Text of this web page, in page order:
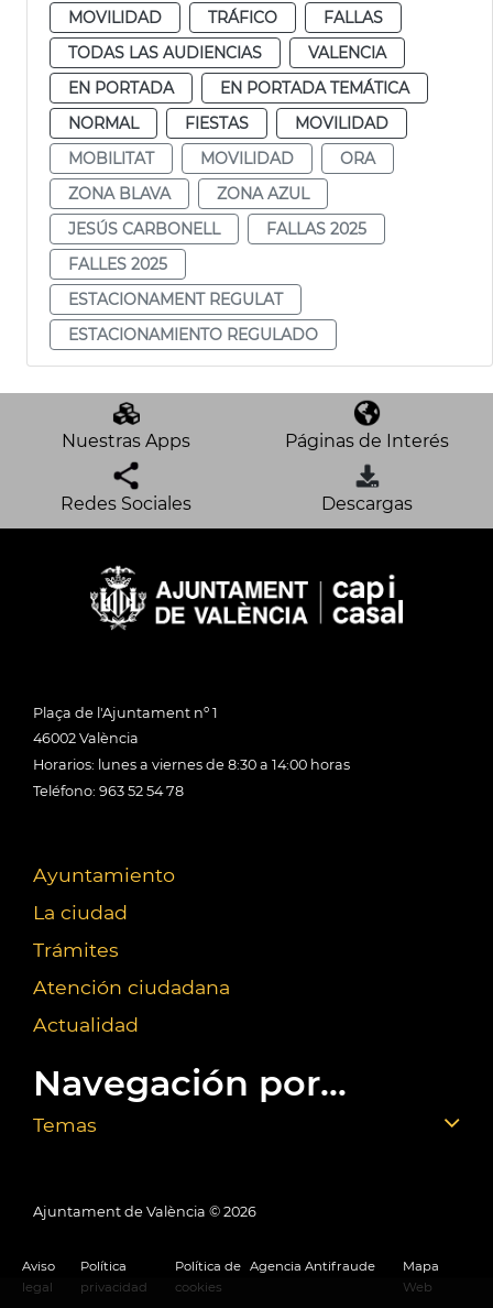
MOVILIDAD
TRÁFICO
FALLAS
TODAS LAS AUDIENCIAS
VALENCIA
EN PORTADA
EN PORTADA TEMÁTICA
NORMAL
FIESTAS
MOVILIDAD
MOBILITAT
MOVILIDAD
ORA
ZONA BLAVA
ZONA AZUL
JESÚS CARBONELL
FALLAS 2025
FALLES 2025
ESTACIONAMENT REGULAT
ESTACIONAMIENTO REGULADO
Nuestras Apps Páginas de Interés
Redes Sociales Descargas
Plaça de l'Ajuntament nº 1
46002 València
Horarios: lunes a viernes de 8:30 a 14:00 horas
Teléfono: 963 52 54 78
Ayuntamiento
La ciudad
Trámites
Atención ciudadana
Actualidad
Navegación por...
Temas
Ajuntament de València © 2026
Aviso
legal
Política
privacidad
Política de
cookies
Agencia Antifraude
Mapa
Web